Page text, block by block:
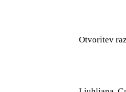
Otvoritev